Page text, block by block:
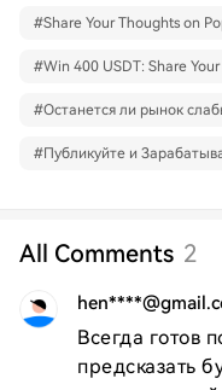
#Share Your Thoughts on
#Win 400 USDT: Share
#Останется ли рынок
#Публикуйте и
All Comments 2
Всегда готов
предсказать